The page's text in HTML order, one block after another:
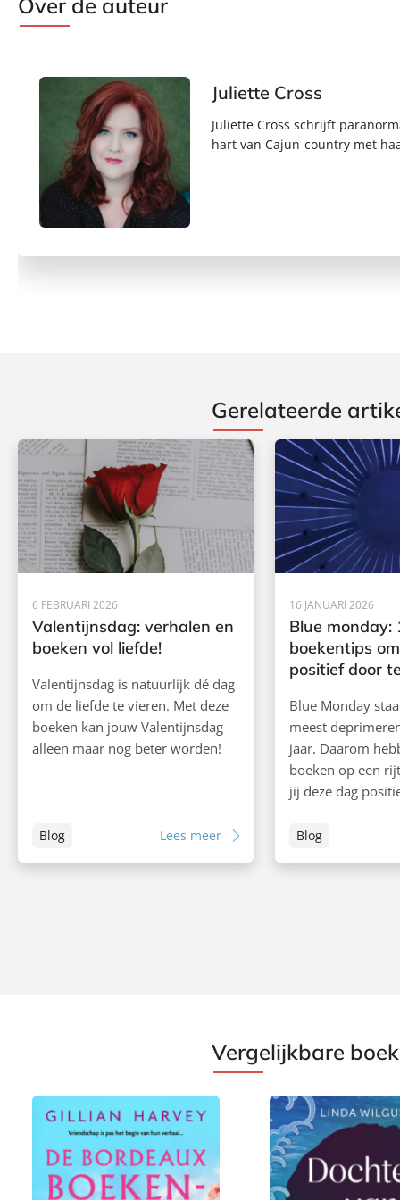
Juliette Cross
Juliette Cross schrijft
hart van Cajun-country met
Gerelateerde
6 FEBRUARI 2026
Valentijnsdag: verhalen en
boeken vol liefde!
Valentijnsdag is natuurlijk dé dag
om de liefde te vieren. Met deze
boeken kan jouw Valentijnsdag
alleen maar nog beter worden!
Blog Lees meer
16 JANUARI 2026
Blue monday:
boekentips
positief door
Blue Monday
meest
jaar. Daarom
boeken op een
jij deze dag
Blog
Vergelijkbare